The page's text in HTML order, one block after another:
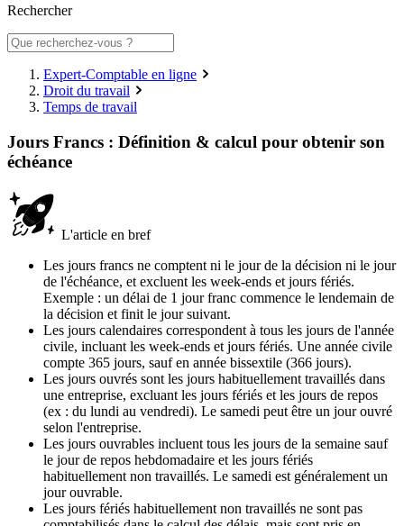
Rechercher
Expert-Comptable en ligne
Droit du travail
Temps de travail
Jours Francs : Définition & calcul pour obtenir son
échéance
L'article en bref
Les jours francs ne comptent ni le jour de la décision ni le jour
de l'échéance, et excluent les week-ends et jours fériés.
Exemple : un délai de 1 jour franc commence le lendemain de
la décision et finit le jour suivant.
Les jours calendaires correspondent à tous les jours de l'année
civile, incluant les week-ends et jours fériés. Une année civile
compte 365 jours, sauf en année bissextile (366 jours).
Les jours ouvrés sont les jours habituellement travaillés dans
une entreprise, excluant les jours fériés et les jours de repos
(ex : du lundi au vendredi). Le samedi peut être un jour ouvré
selon l'entreprise.
Les jours ouvrables incluent tous les jours de la semaine sauf
le jour de repos hebdomadaire et les jours fériés
habituellement non travaillés. Le samedi est généralement un
jour ouvrable.
Les jours fériés habituellement non travaillés ne sont pas